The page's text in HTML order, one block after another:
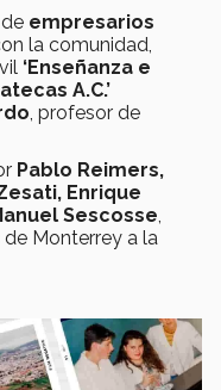
empresarios
la comunidad,
‘Enseñanza e
A.C.’
, profesor de
Pablo Reimers,
Enrique
Sescosse
Monterrey a la